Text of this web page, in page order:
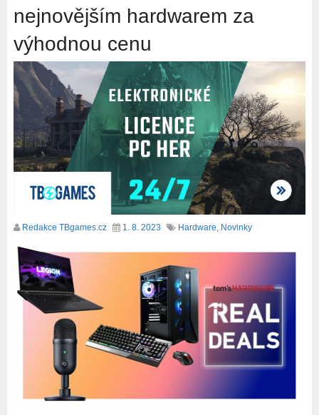
nejnovějším hardwarem za
výhodnou cenu
Redakce TBgames.cz 1. 8. 2023 Hardware, Novinky